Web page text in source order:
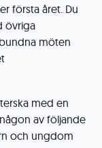
första året. Du
övriga
möten
med en
av följande
och ungdom